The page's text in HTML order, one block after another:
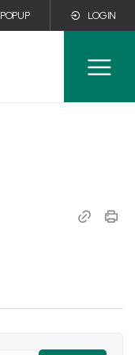
POPUP LOGIN
전
메
링